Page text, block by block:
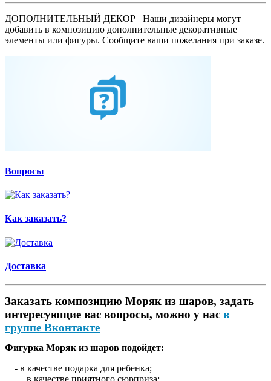
ДОПОЛНИТЕЛЬНЫЙ ДЕКОР Наши дизайнеры могут
добавить в композицию дополнительные декоративные
элементы или фигуры. Сообщите ваши пожелания при заказе.
Вопросы
Как заказать?
Доставка
Заказать композицию Моряк из шаров, задать
интересующие вас вопросы, можно у нас в
группе Вконтакте
Фигурка Моряк из шаров подойдет:
- в качестве подарка для ребенка;